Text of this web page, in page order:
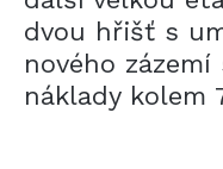
dvou hřišť s
nového
náklady kolem